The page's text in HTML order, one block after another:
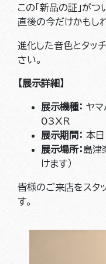
この「新品の証」が
直後の今だけかもし
進化した音色とタッ
さい。
【展示詳細】
展示機種： ヤ
03XR
展示期間： 本
展示場所：島津
けます）
皆様のご来店をスタ
す。